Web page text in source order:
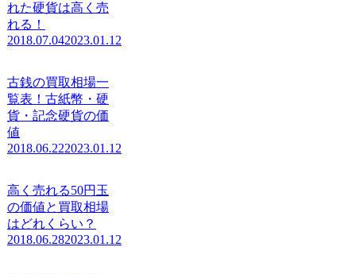
れた硬貨は高く売
れる！
2018.07.042023.01.12
古銭の買取相場一
覧表！古紙幣・硬
貨・記念硬貨の価
値
2018.06.222023.01.12
高く売れる50円玉
の価値と買取相場
はどれくらい？
2018.06.282023.01.12